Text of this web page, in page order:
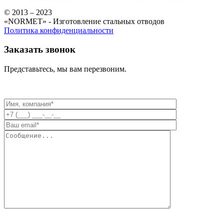
© 2013 – 2023
«NORMET» - Изготовление стальных отводов
Политика конфиденциальности
Заказать звонок
Представьтесь, мы вам перезвоним.